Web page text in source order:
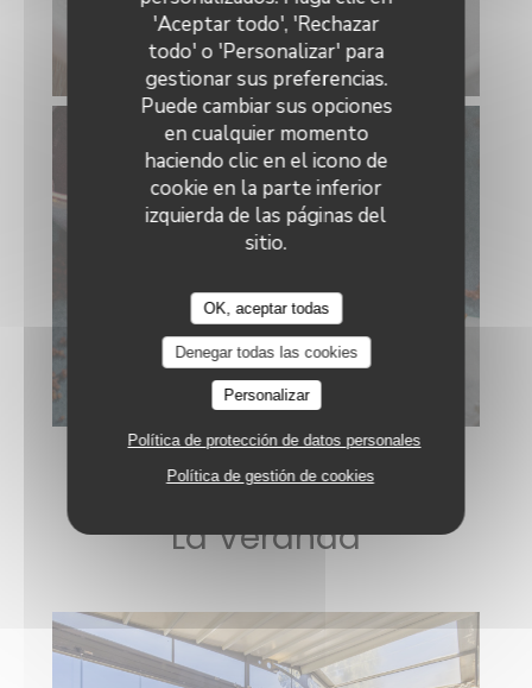
'Aceptar todo', 'Rechazar
todo' o 'Personalizar' para
gestionar sus preferencias.
Puede cambiar sus opciones
en cualquier momento
haciendo clic en el icono de
cookie en la parte inferior
izquierda de las páginas del
sitio.
OK, aceptar todas
Denegar todas las cookies
Personalizar
Política de protección de datos personales
Política de gestión de cookies
La Véranda